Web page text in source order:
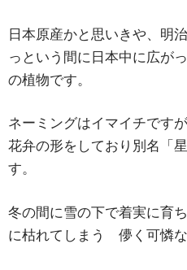
日本原産かと思いきや、明
っという間に日本中に広が
の植物です。
ネーミングはイマイチです
花弁の形をしており別名「
す。
冬の間に雪の下で着実に育
に枯れてしまう 儚く可憐な